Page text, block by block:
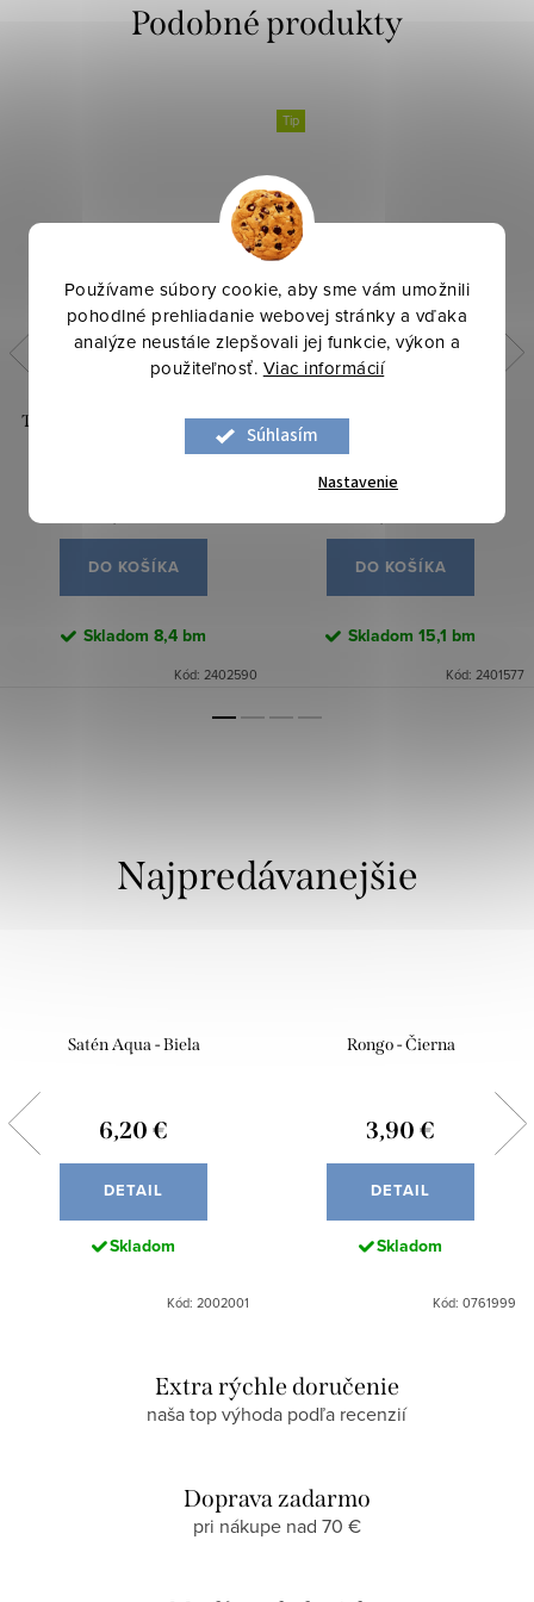
Používame súbory cookie, aby sme vám umožnili
pohodlné prehliadanie webovej stránky a vďaka
analýze neustále zlepšovali jej funkcie, výkon a
použiteľnosť. Viac informácií
Súhlasím
Nastavenie
Tričkovina s lycrou - Oranžová
DO KOŠÍKA
Skladom 8,4 bm
Kód: 2402590
Tip
Tričkovina jednofarebná -
DO KOŠÍKA
Skladom 15,1 bm
Kód: 2401577
Najpredávanejšie
Satén Aqua - Biela
6,20 €
DETAIL
Skladom
Kód: 2002001
Rongo - Čierna
3,90 €
DETAIL
Skladom
Kód: 0761999
Extra rýchle doručenie
naša top výhoda podľa recenzií
Doprava zadarmo
pri nákupe nad 70 €